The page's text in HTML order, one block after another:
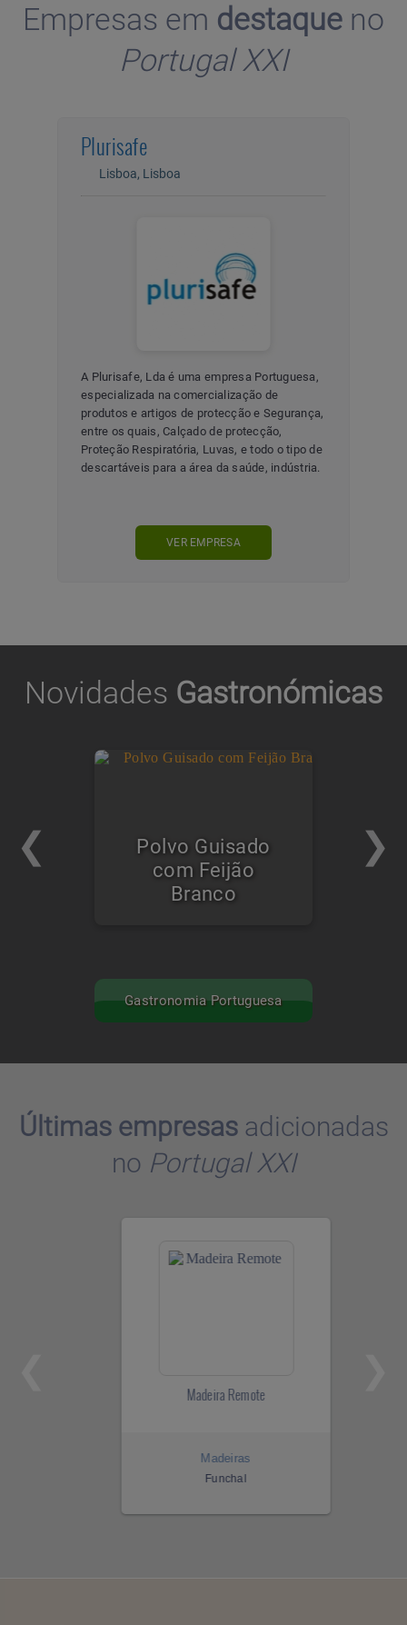
Empresas em destaque no
Portugal XXI
Plurisafe
Lisboa, Lisboa
A Plurisafe, Lda é uma empresa Portuguesa,
especializada na comercialização de
produtos e artigos de protecção e Segurança,
entre os quais, Calçado de protecção,
Proteção Respiratória, Luvas, e todo o tipo de
descartáveis para a área da saúde, indústria.
VER EMPRESA
Novidades Gastronómicas
Polvo Guisado
com Feijão
Branco
Gastronomia Portuguesa
Últimas empresasadicionadas
no Portugal XXI
Madeira Remote
Madeiras
Funchal